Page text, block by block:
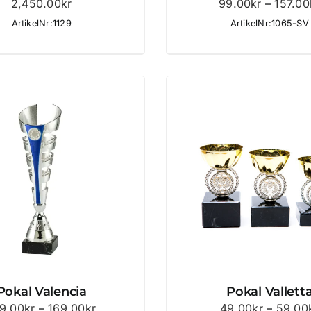
2,450.00kr
ArtikelNr:1129
99.00kr – 157.00
ArtikelNr:1065-SV
Valencia
Prisintervall:
Pokal